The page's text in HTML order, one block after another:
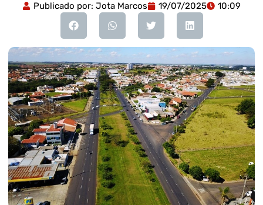
Publicado por: Jota Marcos 19/07/2025 10:09